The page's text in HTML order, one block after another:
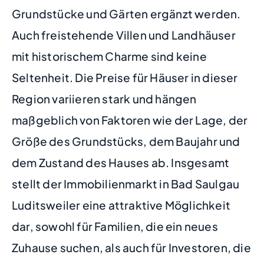
Grundstücke und Gärten ergänzt werden.
Auch freistehende Villen und Landhäuser
mit historischem Charme sind keine
Seltenheit. Die Preise für Häuser in dieser
Region variieren stark und hängen
maßgeblich von Faktoren wie der Lage, der
Größe des Grundstücks, dem Baujahr und
dem Zustand des Hauses ab. Insgesamt
stellt der Immobilienmarkt in Bad Saulgau
Luditsweiler eine attraktive Möglichkeit
dar, sowohl für Familien, die ein neues
Zuhause suchen, als auch für Investoren, die